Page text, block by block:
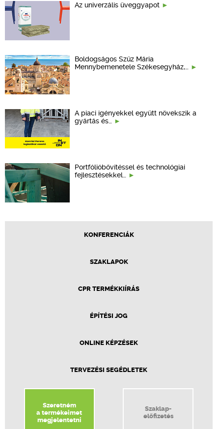
Az univerzális üveggyapot
Boldogságos Szűz Mária
Mennybemenetele Székesegyház,…
A piaci igényekkel együtt növekszik a
gyártás és…
Portfólióbővítéssel és technológiai
fejlesztésekkel…
KONFERENCIÁK
SZAKLAPOK
CPR TERMÉKKIÍRÁS
ÉPÍTÉSI JOG
ONLINE KÉPZÉSEK
TERVEZÉSI SEGÉDLETEK
Szeretném
a termékeimet
megjelentetni
Szaklap-
előfizetés